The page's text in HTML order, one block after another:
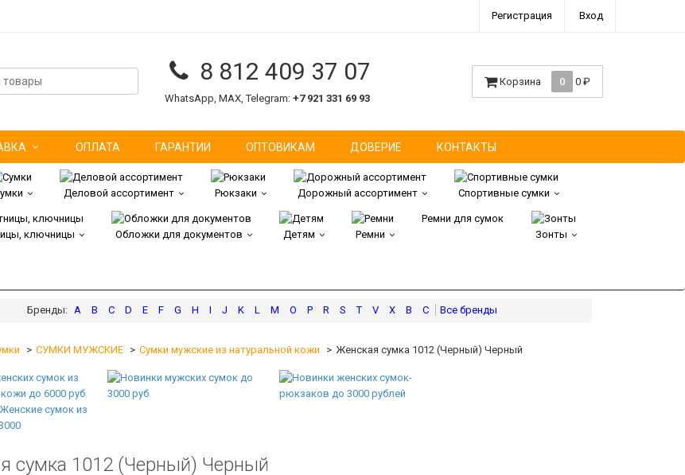
Регистрация Вход
8 812 409 37 07
WhatsApp, MAX, Telegram: +7 921 331 69 93
Корзина 0 0 ₽
ОПЛАТА ГАРАНТИИ ОПТОВИКАМ ДОВЕРИЕ КОНТАКТЫ
Деловой ассортимент Рюкзаки Дорожный ассортимент Спортивные сумки
ключницы Обложки для документов Детям Ремни
Ремни для сумок
Зонты
A B C D E F G H I J K L M O P R S T V X В С
СУМКИ МУЖСКИЕ Сумки мужские из натуральной кожи Женская сумка 1012 (Черный) Черный
сумка 1012 (Черный) Черный